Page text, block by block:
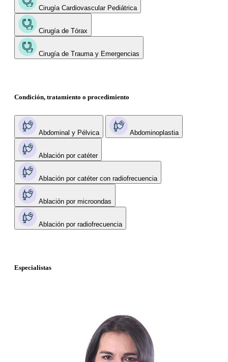
Cirugía Cardiovascular Pediátrica
Cirugía de Tórax
Cirugía de Trauma y Emergencias
Condición, tratamiento o procedimiento
Abdominal y Pélvica Abdominoplastia
Ablación por catéter
Ablación por catéter con radiofrecuencia
Ablación por microondas
Ablación por radiofrecuencia
Especialistas